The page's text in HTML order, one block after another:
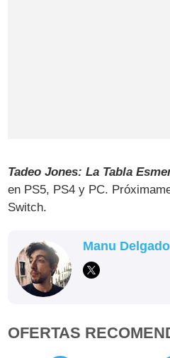
Tadeo Jones: La Tabla
en PS5, PS4 y PC.
Switch.
Manu Delgado
OFERTAS